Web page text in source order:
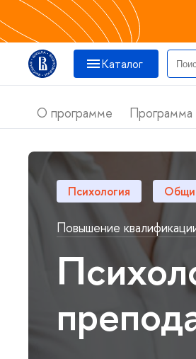
Катало
О программе Программа
Психология
Повышение